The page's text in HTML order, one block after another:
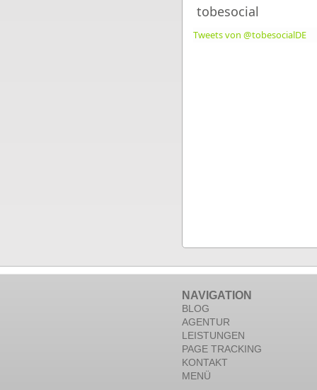
tobesocial
Tweets von @tobesocialDE
NAVIGATION
BLOG
AGENTUR
LEISTUNGEN
PAGE TRACKING
KONTAKT
MENÜ